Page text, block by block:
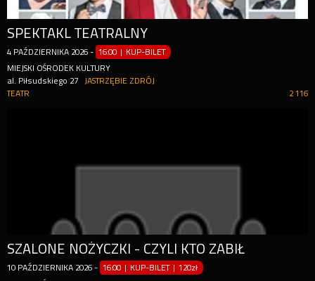
SPEKTAKL TEATRALNY
4 PAŹDZIERNIKA 2026 - 16:00 | KUP-BILET
MIEJSKI OŚRODEK KULTURY
al. Piłsudskiego 27
JASTRZĘBIE ZDRÓJ
2 116
TEATR
SZALONE NOŻYCZKI - CZYLI KTO ZABIŁ
10 PAŹDZIERNIKA 2026 - 16:00 | KUP-BILET |120zł